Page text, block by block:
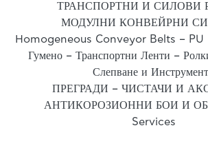
ТРАНСПОРТНИ И СИЛОВИ
МОДУЛНИ КОНВЕЙРНИ
Homogeneous Conveyor Belts –
Гумено – Транспортни Ленти –
Слепване и
ПРЕГРАДИ – ЧИСТАЧИ И
АНТИКОРОЗИОННИ БОИ И
Services